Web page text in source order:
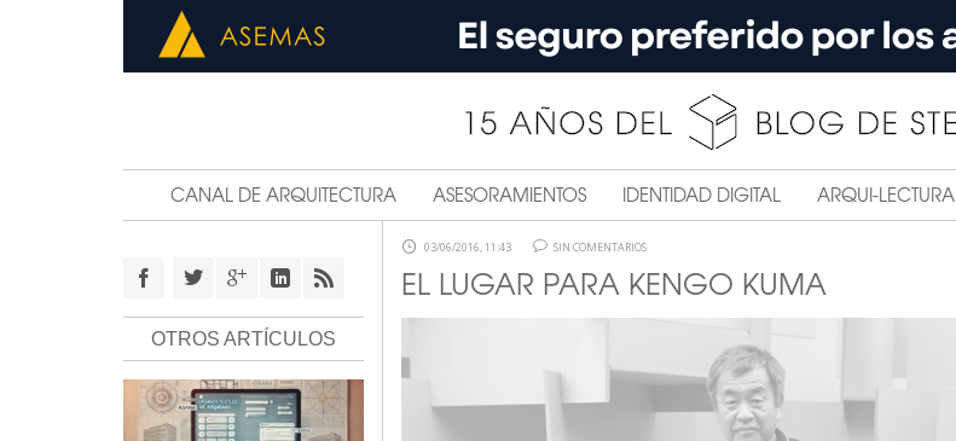
CANAL DE ARQUITECTURA ASESORAMIENTOS IDENTIDAD DIGITAL ARQUI-LECTURA
03/06/2016, 11:43 SIN COMENTARIOS
EL LUGAR PARA KENGO KUMA
OTROS ARTÍCULOS